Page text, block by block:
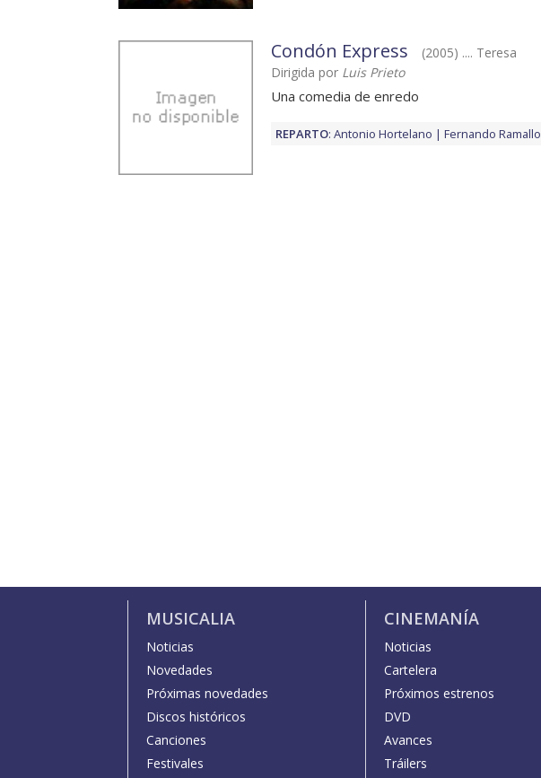
Condón Express
(2005) .... Teresa
Dirigida por Luis Prieto
Una comedia de enredo
REPARTO: Antonio Hortelano Fernando Ramallo
MUSICALIA
Noticias
Novedades
Próximas novedades
Discos históricos
Canciones
Festivales
CINEMANÍA
Noticias
Cartelera
Próximos estrenos
DVD
Avances
Tráilers